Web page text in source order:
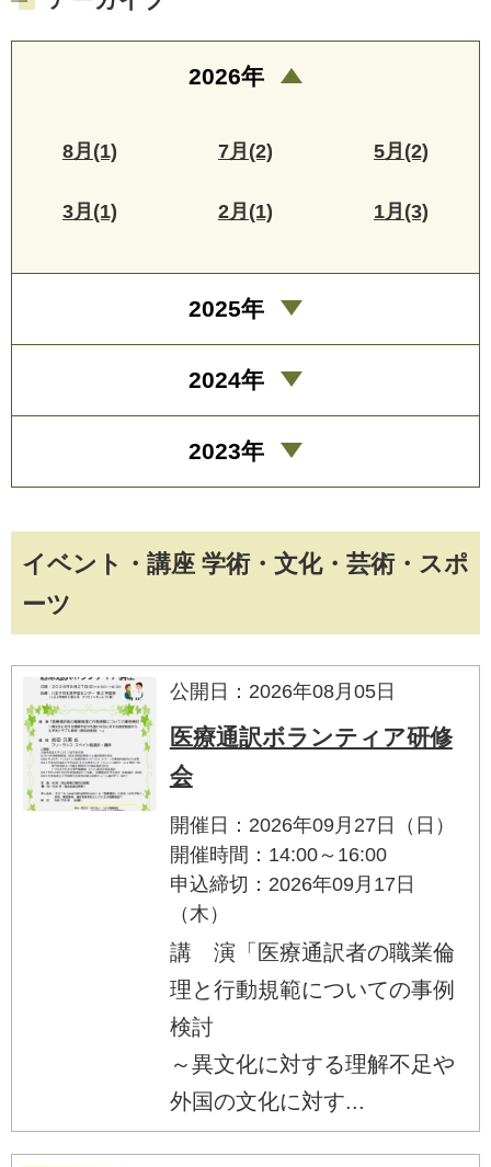
イベント・講座 学術・文化・芸術・スポ
ーツ
公開日：2026年08月05日
医療通訳ボランティア研修
会
開催日：2026年09月27日（日）
開催時間：14:00～16:00
申込締切：2026年09月17日
（木）
講 演「医療通訳者の職業倫
理と行動規範についての事例
検討
～異文化に対する理解不足や
外国の文化に対す...
2026年
8月(1) 7月(2) 5月(2)
3月(1) 2月(1) 1月(3)
2025年
2024年
2023年